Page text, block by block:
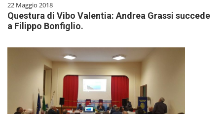
22 Maggio 2018
Questura di Vibo Valentia: Andrea Grassi succede
a Filippo Bonfiglio.